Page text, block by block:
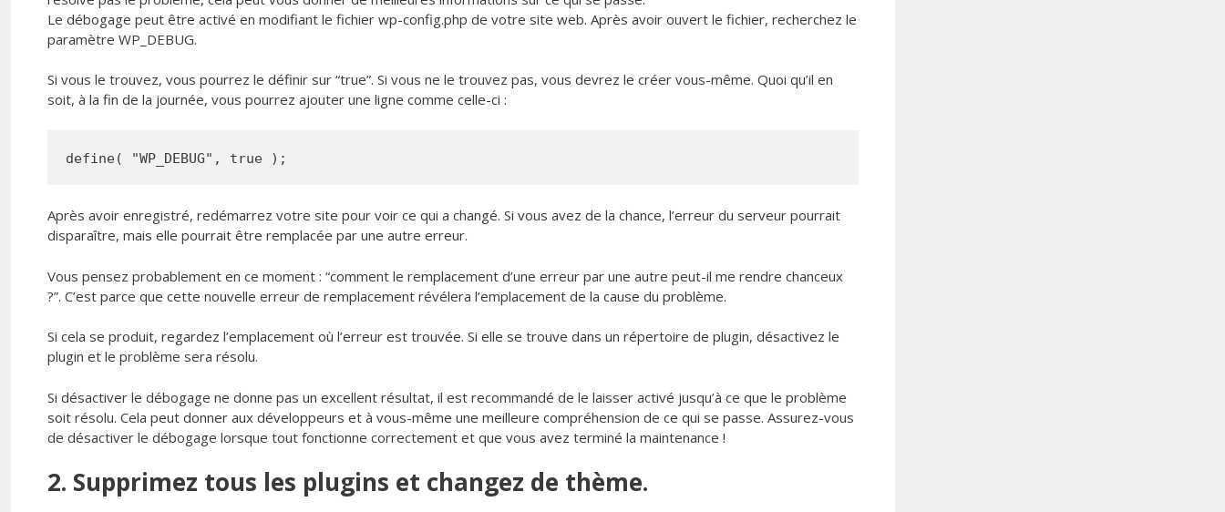
Le débogage peut être activé en modifiant le fichier wp-config.php de votre site web. Après avoir ouvert le fichier, recherchez le
paramètre WP_DEBUG.
Si vous le trouvez, vous pourrez le définir sur “true”. Si vous ne le trouvez pas, vous devrez le créer vous-même. Quoi qu’il en
soit, à la fin de la journée, vous pourrez ajouter une ligne comme celle-ci :
define( "WP_DEBUG", true );
Après avoir enregistré, redémarrez votre site pour voir ce qui a changé. Si vous avez de la chance, l’erreur du serveur pourrait
disparaître, mais elle pourrait être remplacée par une autre erreur.
Vous pensez probablement en ce moment : “comment le remplacement d’une erreur par une autre peut-il me rendre chanceux
?”. C’est parce que cette nouvelle erreur de remplacement révélera l’emplacement de la cause du problème.
Si cela se produit, regardez l’emplacement où l’erreur est trouvée. Si elle se trouve dans un répertoire de plugin, désactivez le
plugin et le problème sera résolu.
Si désactiver le débogage ne donne pas un excellent résultat, il est recommandé de le laisser activé jusqu’à ce que le problème
soit résolu. Cela peut donner aux développeurs et à vous-même une meilleure compréhension de ce qui se passe. Assurez-vous
de désactiver le débogage lorsque tout fonctionne correctement et que vous avez terminé la maintenance !
2. Supprimez tous les plugins et changez de thème.